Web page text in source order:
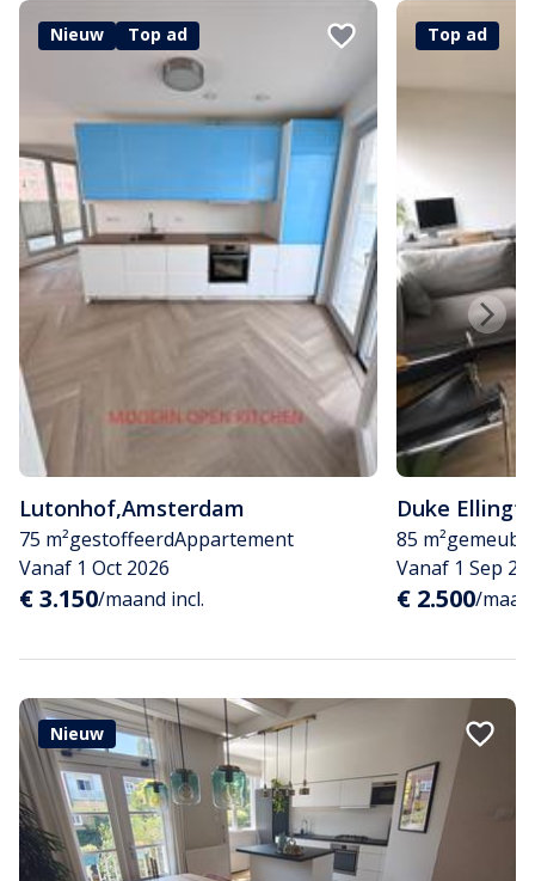
Nieuw Top ad
Lutonhof,Amsterdam
75 m²gestoffeerdAppartement
Vanaf 1 Oct 2026
€ 3.150/maand incl.
Top ad
Duke
85 m²
Vanaf 1 Sep
€ 2.500/
Nieuw